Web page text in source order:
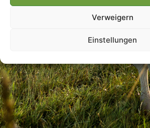
Verweigern
Einstellungen
Villmools Merci!
Joer!